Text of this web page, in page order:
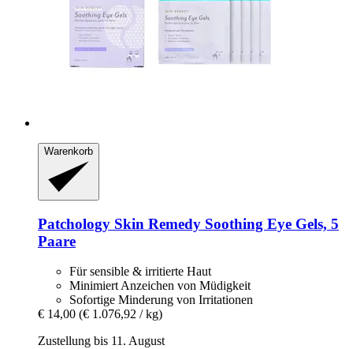
Warenkorb
Patchology Skin Remedy Soothing Eye Gels, 5
Paare
Für sensible & irritierte Haut
Minimiert Anzeichen von Müdigkeit
Sofortige Minderung von Irritationen
€ 14,00 (€ 1.076,92 / kg)
Zustellung bis 11. August